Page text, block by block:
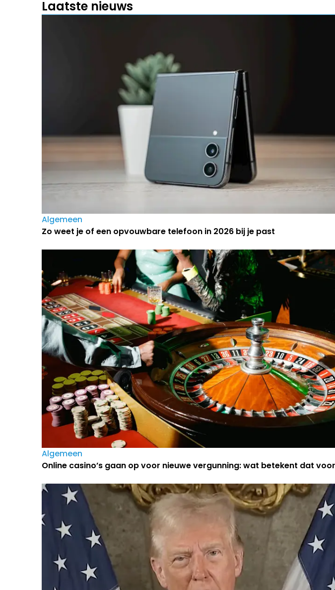
Laatste nieuws
Algemeen
Zo weet je of een opvouwbare telefoon in 2026 bij je past
Algemeen
Online casino’s gaan op voor nieuwe vergunning: wat betekent dat